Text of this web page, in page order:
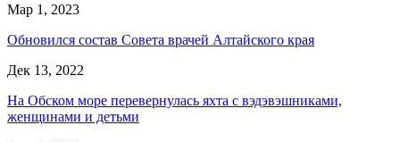
Мар 1, 2023
Обновился состав Совета врачей Алтайского края
Дек 13, 2022
На Обском море перевернулась яхта с вэдэвэшниками,
женщинами и детьми